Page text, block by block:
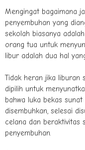
Mengingat bagaimana
penyembuhan yang
sekolah biasanya
orang tua untuk
libur adalah dua hal
Tidak heran jika liburan
dipilih untuk
bahwa luka bekas
disembuhkan, selesai
celana dan beraktivitas
penyembuhan.